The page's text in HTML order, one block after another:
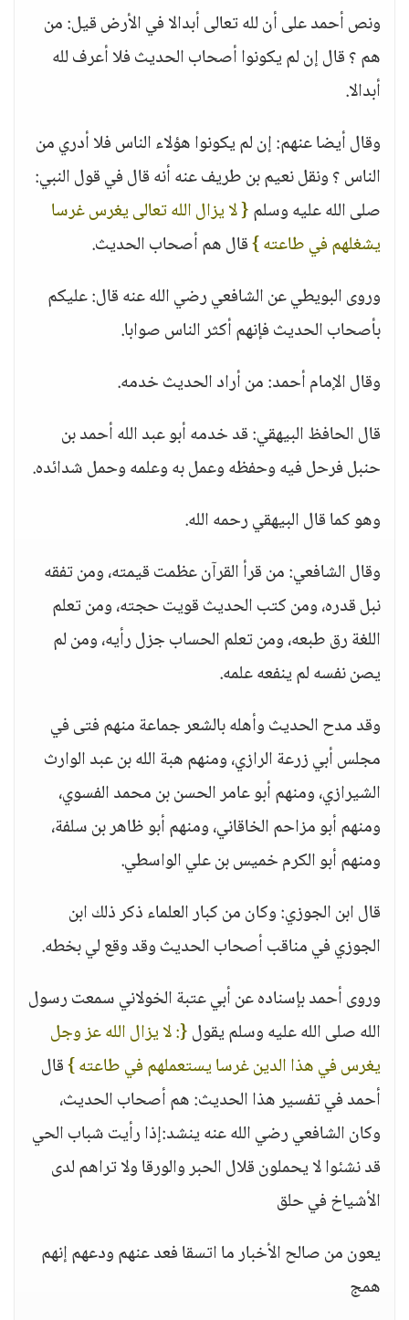
ونص أحمد على أن لله تعالى أبدالا في الأرض قيل: من
هم ؟ قال إن لم يكونوا أصحاب الحديث فلا أعرف لله
أبدالا.
وقال أيضا عنهم: إن لم يكونوا هؤلاء الناس فلا أدري من
الناس ؟ ونقل نعيم بن طريف عنه أنه قال في قول النبي:
صلى الله عليه وسلم{ لا يزال الله تعالى يغرس غرسا
يشغلهم في طاعته }قال هم أصحاب الحديث.
وروى البويطي عن الشافعي رضي الله عنه قال: عليكم
بأصحاب الحديث فإنهم أكثر الناس صوابا.
وقال الإمام أحمد: من أراد الحديث خدمه.
قال الحافظ البيهقي: قد خدمه أبو عبد الله أحمد بن
حنبل فرحل فيه وحفظه وعمل به وعلمه وحمل شدائده.
وهو كما قال البيهقي رحمه الله.
وقال الشافعي: من قرأ القرآن عظمت قيمته، ومن تفقه
نبل قدره، ومن كتب الحديث قويت حجته، ومن تعلم
اللغة رق طبعه، ومن تعلم الحساب جزل رأيه، ومن لم
يصن نفسه لم ينفعه علمه.
وقد مدح الحديث وأهله بالشعر جماعة منهم فتى في
مجلس أبي زرعة الرازي، ومنهم هبة الله بن عبد الوارث
الشيرازي، ومنهم أبو عامر الحسن بن محمد الفسوي،
ومنهم أبو مزاحم الخاقاني، ومنهم أبو ظاهر بن سلفة،
ومنهم أبو الكرم خميس بن علي الواسطي.
قال ابن الجوزي: وكان من كبار العلماء ذكر ذلك ابن
الجوزي في مناقب أصحاب الحديث وقد وقع لي بخطه.
وروى أحمد بإسناده عن أبي عتبة الخولاني سمعت رسول
الله صلى الله عليه وسلم يقول{: لا يزال الله عز وجل
يغرس في هذا الدين غرسا يستعملهم في طاعته }قال
أحمد في تفسير هذا الحديث: هم أصحاب الحديث،
وكان الشافعي رضي الله عنه ينشد:إذا رأيت شباب الحي
قد نشئوا لا يحملون قلال الحبر والورقا ولا تراهم لدى
الأشياخ في حلق
يعون من صالح الأخبار ما اتسقا فعد عنهم ودعهم إنهم
همج